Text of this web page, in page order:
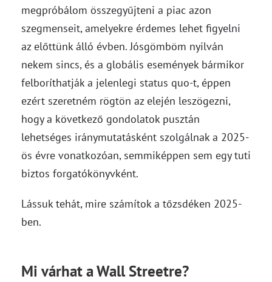
megpróbálom összegyűjteni a piac azon
szegmenseit, amelyekre érdemes lehet figyelni
az előttünk álló évben. Jósgömböm nyilván
nekem sincs, és a globális események bármikor
felboríthatják a jelenlegi status quo-t, éppen
ezért szeretném rögtön az elején leszögezni,
hogy a következő gondolatok pusztán
lehetséges iránymutatásként szolgálnak a 2025-
ös évre vonatkozóan, semmiképpen sem egy tuti
biztos forgatókönyvként.
Lássuk tehát, mire számítok a tőzsdéken 2025-
ben.
Mi várhat a Wall Streetre?